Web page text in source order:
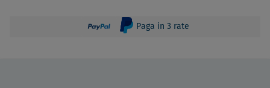
Paga in 3 rate